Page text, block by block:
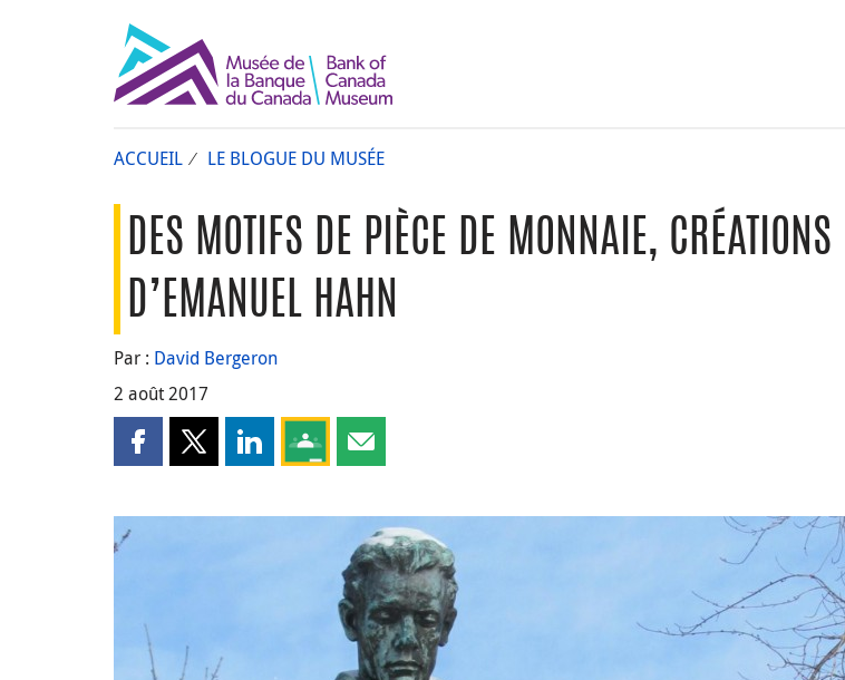
ACCUEIL LE BLOGUE DU MUSÉE
DES MOTIFS DE PIÈCE DE MONNAIE, CRÉATIONS
D’EMANUEL HAHN
Par : David Bergeron
2 août 2017
Partager cette page sur Facebook
Partager cette page sur X
Partager cette page sur LinkedIn
Partagez cette page sur Google Classroom
Partager cette page par courriel